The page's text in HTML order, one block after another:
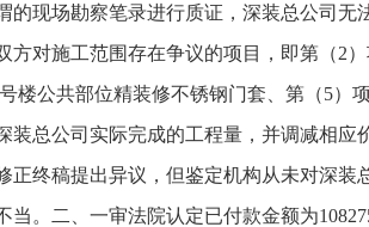
的现场勘察笔录进行质证，深装总公司无
方对施工范围存在争议的项目，即第（2
楼公共部位精装修不锈钢门套、第（5）
装总公司实际完成的工程量，并调减相
正终稿提出异议，但鉴定机构从未对深
。二、一审法院认定已付款金额为